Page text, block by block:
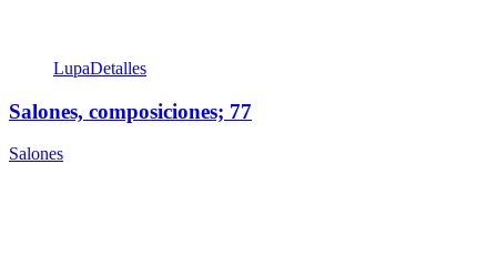
LupaDetalles
Salones, composiciones; 77
Salones